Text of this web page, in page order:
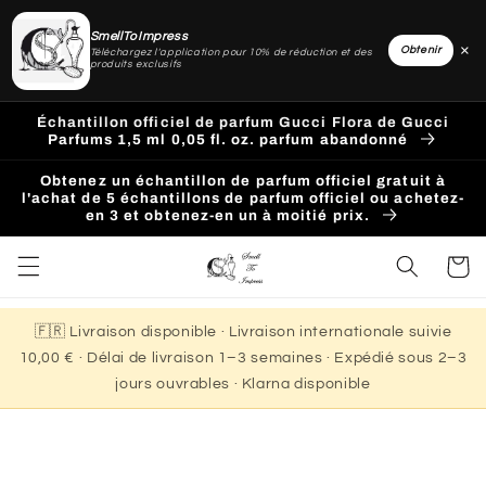
Ignorer
passer
au
Échantillon officiel de parfum Gucci Flora de Gucci
Parfums 1,5 ml 0,05 fl. oz. parfum abandonné
Obtenez un échantillon de parfum officiel gratuit à
l'achat de 5 échantillons de parfum officiel ou achetez-
en 3 et obtenez-en un à moitié prix.
Panier
🇫🇷 Livraison disponible · Livraison internationale suivie
10,00 € · Délai de livraison 1–3 semaines · Expédié sous 2–3
jours ouvrables · Klarna disponible
SmellToImpress
Téléchargez l'application pour 10% de réduction et des
produits exclusifs
Obtenir ×